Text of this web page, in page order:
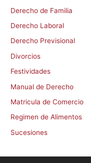
Derecho de Familia
Derecho Laboral
Derecho Previsional
Divorcios
Festividades
Manual de Derecho
Matricula de Comercio
Regimen de Alimentos
Sucesiones